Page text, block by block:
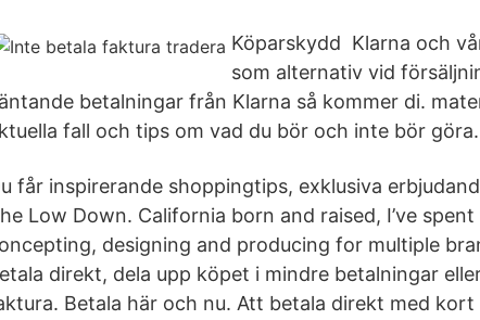
Köparskydd Klarna och
som alternativ vid
betalningar från Klarna så kommer di.
fall och tips om vad du bör och inte bör
får inspirerande shoppingtips, exklusiva
Low Down. California born and raised, I’ve
designing and producing for multiple
direkt, dela upp köpet i mindre betalningar
Betala här och nu. Att betala direkt med